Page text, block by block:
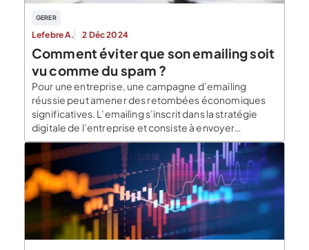
GERER
Lefebre A. 2 Déc 2024
Comment éviter que son emailing soit
vu comme du spam ?
Pour une entreprise, une campagne d’emailing
réussie peut amener des retombées économiques
significatives. L’emailing s’inscrit dans la stratégie
digitale de l’entreprise et consiste à envoyer
massivement des courriers électroniques à des
clients ou entreprises. Il s’agit d’une pratique de
démarchage visant à élargir sa clientèle ou à la
fidéliser. Mener une campagne d’emailing est donc
[…]